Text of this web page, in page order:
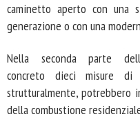
caminetto aperto con
generazione o con una
Nella seconda parte
concreto dieci misure di
strutturalmente, potrebbero
della combustione